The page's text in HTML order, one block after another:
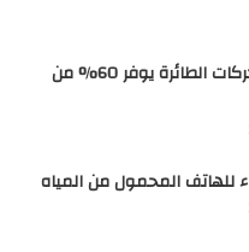
تصميم مبتكر لمحركات الطائرة يوفر 60% من
للهاتف المحمول من المياه